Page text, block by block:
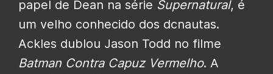
papel de Dean na série Supernatural, é
um velho conhecido dos dcnautas.
Ackles dublou Jason Todd no filme
Batman Contra Capuz Vermelho. A